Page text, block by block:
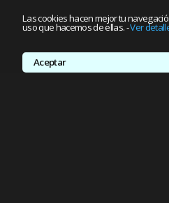
Las cookies hacen mejor tu
uso que hacemos de ellas.-Ver
Aceptar